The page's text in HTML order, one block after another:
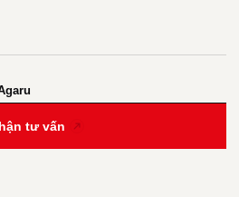
tư vấn